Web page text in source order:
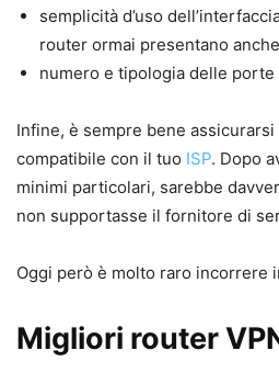
semplicità d’uso
router ormai presentano
numero e tipologia delle porte
Infine, è sempre bene assicurarsi
compatibile con il tuo ISP. Dopo
minimi particolari, sarebbe
non supportasse il fornitore di
Oggi però è molto raro incorrere
Migliori router